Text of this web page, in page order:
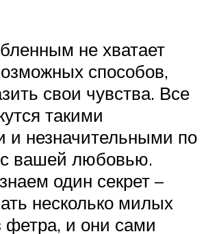
не хватает
способов,
свои чувства. Все
такими
и незначительными по
вашей любовью.
один секрет –
несколько милых
фетра, и они сами